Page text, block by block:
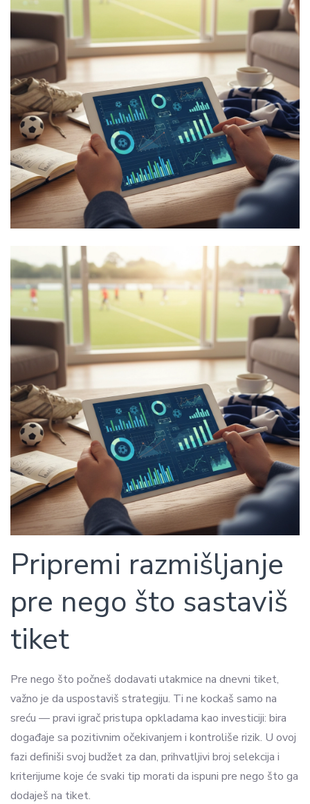
Pripremi razmišljanje
pre nego što sastaviš
tiket
Pre nego što počneš dodavati utakmice na dnevni tiket,
važno je da uspostaviš strategiju. Ti ne kockaš samo na
sreću — pravi igrač pristupa opkladama kao investiciji: bira
događaje sa pozitivnim očekivanjem i kontroliše rizik. U ovoj
fazi definiši svoj budžet za dan, prihvatljivi broj selekcija i
kriterijume koje će svaki tip morati da ispuni pre nego što ga
dodaješ na tiket.